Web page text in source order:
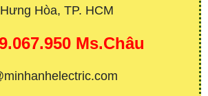
Hòa, TP. HCM
Ms.Châu